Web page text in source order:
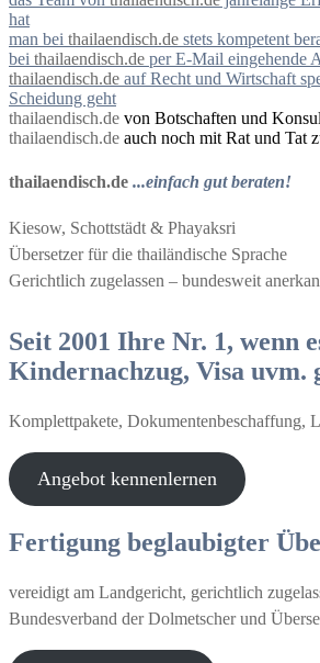
hat
man bei thailaendisch.de stets kompetent
bei thailaendisch.de per E-Mail eingehende
thailaendisch.de auf Recht und Wirtschaft
Scheidung geht
thailaendisch.de von Botschaften und
thailaendisch.de auch noch mit Rat und Tat
thailaendisch.de ...einfach gut beraten!
Kiesow, Schottstädt & Phayaksri
Übersetzer für die thailändische Sprache
Gerichtlich zugelassen – bundesweit
Seit 2001 Ihre Nr. 1, wenn
Kindernachzug, Visa uvm.
Komplettpakete, Dokumentenbeschaffung,
Angebot kennenlernen
Fertigung beglaubigter
vereidigt am Landgericht, gerichtlich
Bundesverband der Dolmetscher und